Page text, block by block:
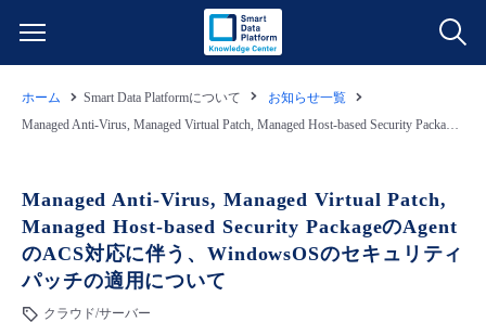
クラウド/サーバー
ネットワーク
データ利活用
クラウド/サーバー
料金情報
料金シミュレーター
ホーム Smart Data Platformについて
お知らせ一覧
Managed Anti-Virus, Managed Virtual Patch, Managed Host-based Security PackageのAgentのACS対応に伴う、WindowsOSのセキュリティパッチの適用について
Managed Anti-Virus, Managed Virtual Patch,
Managed Host-based Security PackageのAgent
のACS対応に伴う、WindowsOSのセキュリティ
パッチの適用について
クラウド/サーバー